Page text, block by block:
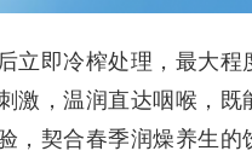
即冷榨处理，最大程
激，温润直达咽喉，既
契合春季润燥养生的